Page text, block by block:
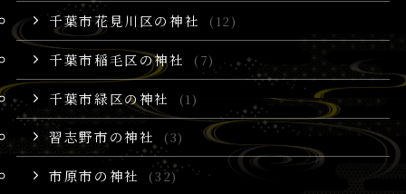
千葉市花見川区の神社 (12)
千葉市稲毛区の神社 (7)
千葉市緑区の神社 (1)
習志野市の神社 (3)
市原市の神社 (32)